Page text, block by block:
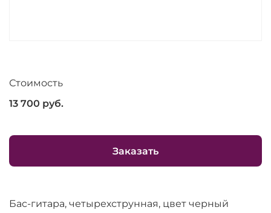
Стоимость
13 700 руб.
Заказать
Бас-гитара, четырехструнная, цвет черный